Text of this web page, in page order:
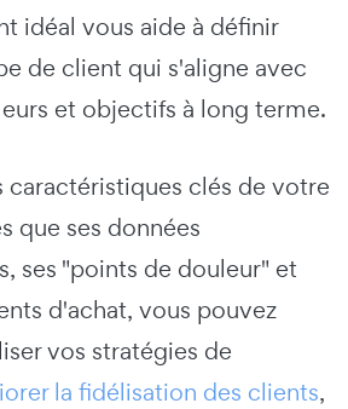
idéal vous aide à définir
de client qui s'aligne avec
et objectifs à long terme.
caractéristiques clés de votre
que ses données
ses "points de douleur" et
d'achat, vous pouvez
vos stratégies de
la fidélisation des clients,